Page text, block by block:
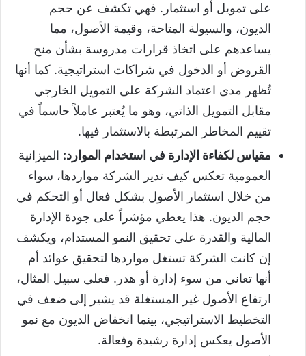
على تمويل أو استثمار. فهي تكشف عن حجم
الديون، والسيولة المتاحة، وقيمة الأصول، مما
يساعدهم على اتخاذ قرارات مدروسة بشأن منح
القروض أو الدخول في شراكات استراتيجية. كما أنها
تُظهر مدى اعتماد الشركة على التمويل الخارجي
مقابل التمويل الذاتي، وهو ما يُعتبر عاملاً حاسماً في
تقييم المخاطر المرتبطة بالاستثمار فيها.
مقياس لكفاءة الإدارة في استخدام الموارد: الميزانية
العمومية تعكس كيف تدير الشركة مواردها، سواء
من خلال استثمار الأصول بشكل فعال أو التحكم في
حجم الديون. هذا يعطي مؤشراً على جودة الإدارة
المالية والقدرة على تحقيق النمو المستدام، ويكشف
إن كانت الشركة تستغل مواردها لتحقيق عوائد أم
أنها تعاني من سوء إدارة أو هدر. فعلى سبيل المثال،
ارتفاع الأصول غير المستغلة قد يشير إلى ضعف في
التخطيط الاستراتيجي، بينما انخفاض الديون مع نمو
الأصول يعكس إدارة رشيدة وفعالة.